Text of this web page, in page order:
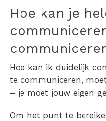
Hoe kan je
Hoe kan ik duidelijk
te communiceren,
– je moet jouw eigen
Om het punt te